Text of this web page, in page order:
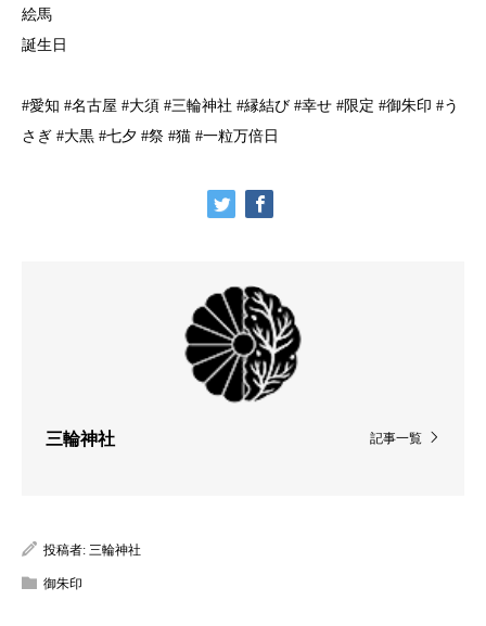
絵馬
誕生日
#愛知 #名古屋 #大須 #三輪神社 #縁結び #幸せ #限定 #御朱印 #う
さぎ #大黒 #七夕 #祭 #猫 #一粒万倍日
記事一覧
三輪神社
投稿者: 三輪神社
御朱印